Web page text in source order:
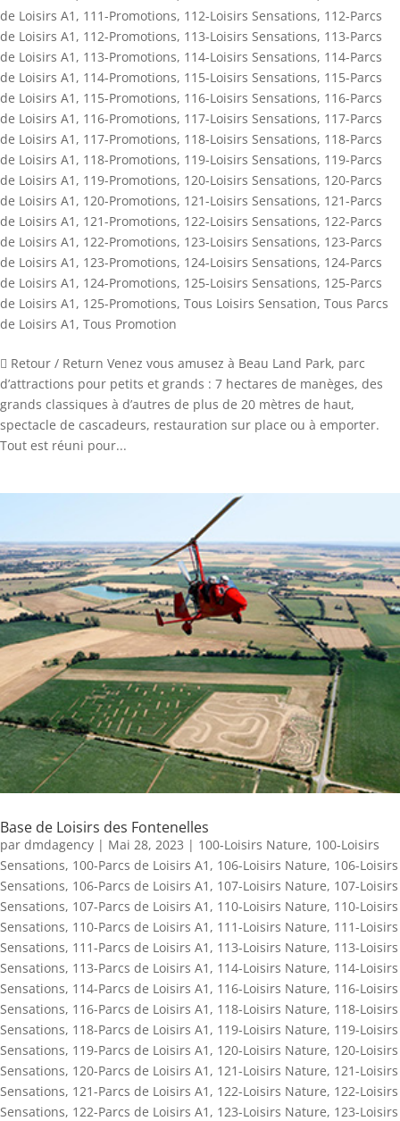
de Loisirs A1 , 111-Promotions, 112-Loisirs Sensations, 112-Parcs
de Loisirs A1 , 112-Promotions, 113-Loisirs Sensations, 113-Parcs
de Loisirs A1 , 113-Promotions, 114-Loisirs Sensations, 114-Parcs
de Loisirs A1 , 114-Promotions, 115-Loisirs Sensations, 115-Parcs
de Loisirs A1 , 115-Promotions, 116-Loisirs Sensations, 116-Parcs
de Loisirs A1 , 116-Promotions, 117-Loisirs Sensations, 117-Parcs
de Loisirs A1 , 117-Promotions, 118-Loisirs Sensations, 118-Parcs
de Loisirs A1 , 118-Promotions, 119-Loisirs Sensations, 119-Parcs
de Loisirs A1 , 119-Promotions, 120-Loisirs Sensations, 120-Parcs
de Loisirs A1 , 120-Promotions, 121-Loisirs Sensations, 121-Parcs
de Loisirs A1 , 121-Promotions, 122-Loisirs Sensations, 122-Parcs
de Loisirs A1 , 122-Promotions, 123-Loisirs Sensations, 123-Parcs
de Loisirs A1 , 123-Promotions, 124-Loisirs Sensations, 124-Parcs
de Loisirs A1 , 124-Promotions, 125-Loisirs Sensations, 125-Parcs
de Loisirs A1 , 125-Promotions, Tous Loisirs Sensation, Tous Parcs
de Loisirs A1 , Tous Promotion
 Retour / Return Venez vous amusez à Beau Land Park, parc
d’attractions pour petits et grands : 7 hectares de manèges, des
grands classiques à d’autres de plus de 20 mètres de haut,
spectacle de cascadeurs, restauration sur place ou à emporter.
Tout est réuni pour...
Base de Loisirs des Fontenelles
par dmdagency | Mai 28, 2023 | 100-Loisirs Nature, 100-Loisirs
Sensations, 100-Parcs de Loisirs A1 , 106-Loisirs Nature, 106-Loisirs
Sensations, 106-Parcs de Loisirs A1 , 107-Loisirs Nature, 107-Loisirs
Sensations, 107-Parcs de Loisirs A1 , 110-Loisirs Nature, 110-Loisirs
Sensations, 110-Parcs de Loisirs A1 , 111-Loisirs Nature, 111-Loisirs
Sensations, 111-Parcs de Loisirs A1 , 113-Loisirs Nature, 113-Loisirs
Sensations, 113-Parcs de Loisirs A1 , 114-Loisirs Nature, 114-Loisirs
Sensations, 114-Parcs de Loisirs A1 , 116-Loisirs Nature, 116-Loisirs
Sensations, 116-Parcs de Loisirs A1 , 118-Loisirs Nature, 118-Loisirs
Sensations, 118-Parcs de Loisirs A1 , 119-Loisirs Nature, 119-Loisirs
Sensations, 119-Parcs de Loisirs A1 , 120-Loisirs Nature, 120-Loisirs
Sensations, 120-Parcs de Loisirs A1 , 121-Loisirs Nature, 121-Loisirs
Sensations, 121-Parcs de Loisirs A1 , 122-Loisirs Nature, 122-Loisirs
Sensations, 122-Parcs de Loisirs A1 , 123-Loisirs Nature, 123-Loisirs